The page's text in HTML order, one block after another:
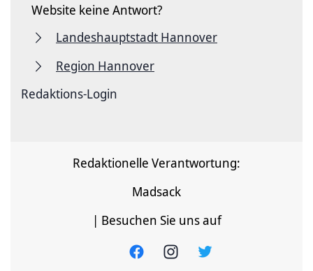
Website keine Antwort?
Landeshauptstadt Hannover
Region Hannover
Redaktions-Login
Redaktionelle Verantwortung:
Madsack
| Besuchen Sie uns auf